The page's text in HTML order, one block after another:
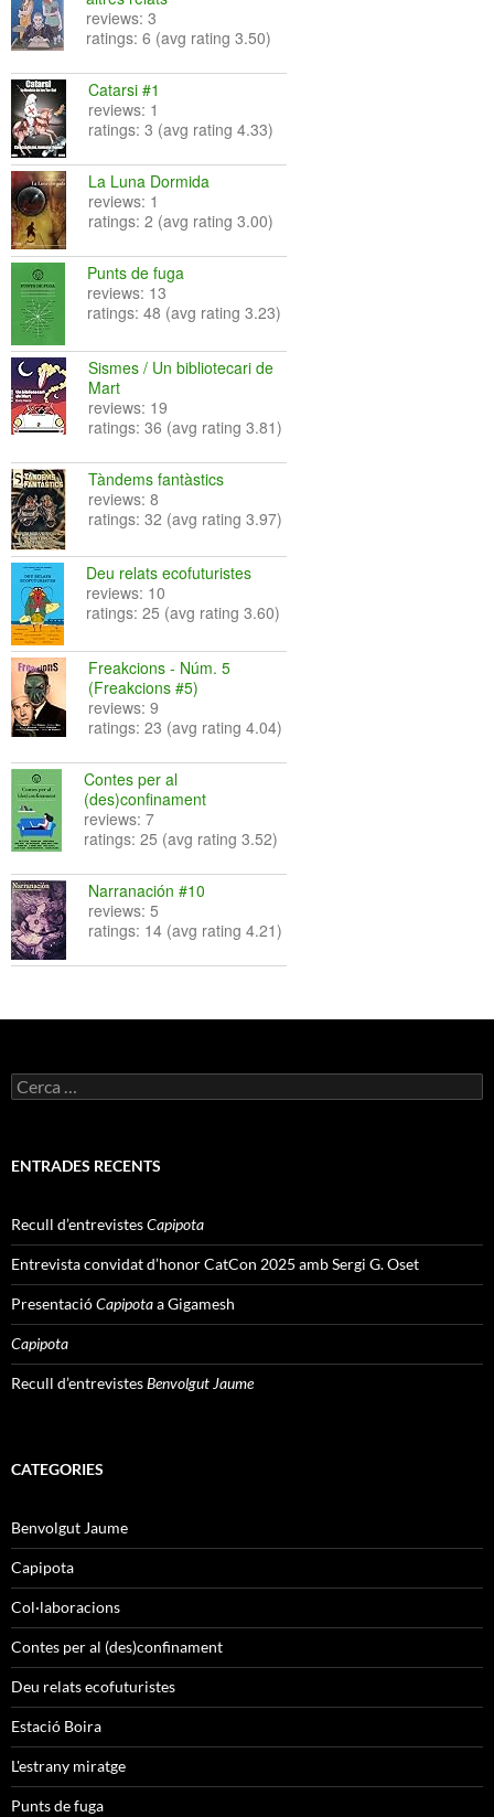
reviews: 3
ratings: 6 (avg rating 3.50)
Catarsi #1
reviews: 1
ratings: 3 (avg rating 4.33)
La Luna Dormida
reviews: 1
ratings: 2 (avg rating 3.00)
Punts de fuga
reviews: 13
ratings: 48 (avg rating 3.23)
Sismes / Un bibliotecari de
Mart
reviews: 19
ratings: 36 (avg rating 3.81)
Tàndems fantàstics
reviews: 8
ratings: 32 (avg rating 3.97)
Deu relats ecofuturistes
reviews: 10
ratings: 25 (avg rating 3.60)
Freakcions - Núm. 5
(Freakcions #5)
reviews: 9
ratings: 23 (avg rating 4.04)
Contes per al
(des)confinament
reviews: 7
ratings: 25 (avg rating 3.52)
Narranación #10
reviews: 5
ratings: 14 (avg rating 4.21)
Cerca:
ENTRADES RECENTS
Recull d’entrevistesCapipota
Entrevista convidat d’honor CatCon 2025 amb Sergi G. Oset
PresentacióCapipotaa Gigamesh
Capipota
Recull d’entrevistesBenvolgut Jaume
CATEGORIES
Benvolgut Jaume
Capipota
Col·laboracions
Contes per al (des)confinament
Deu relats ecofuturistes
Estació Boira
L'estrany miratge
Punts de fuga